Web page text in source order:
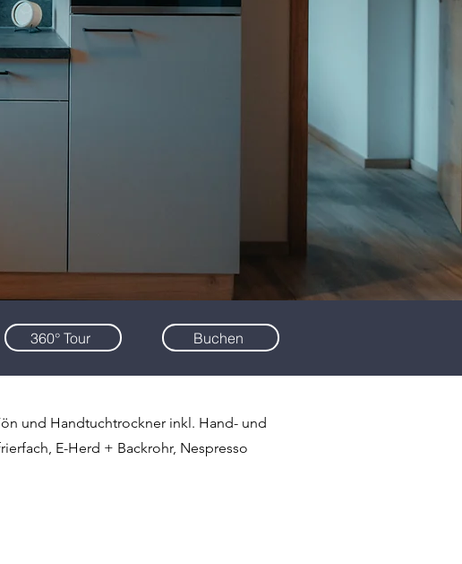
360° Tour Buchen
und Handtuchtrockner inkl. Hand- und
E-Herd + Backrohr, Nespresso